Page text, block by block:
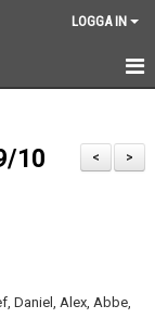
LOGGA IN
>
<
10
Daniel, Alex, Abbe,